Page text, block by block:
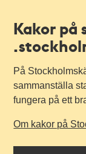
Kakor på
På
sammanställa
fungera på ett
Om kakor på